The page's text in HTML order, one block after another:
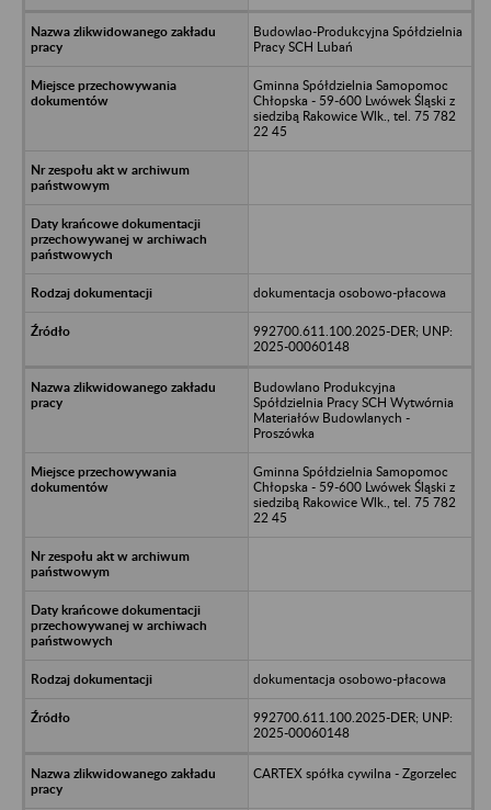
Budowlao-Produkcyjna Spółdzielnia
Pracy SCH Lubań
Gminna Spółdzielnia Samopomoc
Chłopska - 59-600 Lwówek Śląski z
siedzibą Rakowice Wlk., tel. 75 782
22 45
dokumentacja osobowo-płacowa
992700.611.100.2025-DER; UNP:
2025-00060148
Budowlano Produkcyjna
Spółdzielnia Pracy SCH Wytwórnia
Materiałów Budowlanych -
Proszówka
Gminna Spółdzielnia Samopomoc
Chłopska - 59-600 Lwówek Śląski z
siedzibą Rakowice Wlk., tel. 75 782
22 45
dokumentacja osobowo-płacowa
992700.611.100.2025-DER; UNP:
2025-00060148
CARTEX spółka cywilna - Zgorzelec